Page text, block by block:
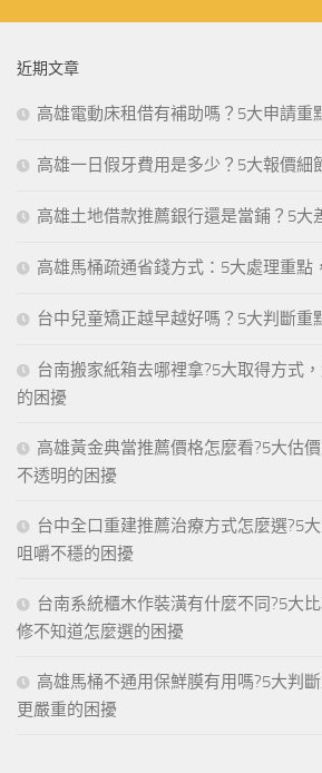
近期文章
高雄電動床租借有補助嗎？5大申請重
高雄一日假牙費用是多少？5大報價細
高雄土地借款推薦銀行還是當鋪？5大
高雄馬桶疏通省錢方式：5大處理重點
台中兒童矯正越早越好嗎？5大判斷重
台南搬家紙箱去哪裡拿?5大取得方式
的困擾
高雄黃金典當推薦價格怎麼看?5大估
不透明的困擾
台中全口重建推薦治療方式怎麼選?5
咀嚼不穩的困擾
台南系統櫃木作裝潢有什麼不同?5大
修不知道怎麼選的困擾
高雄馬桶不通用保鮮膜有用嗎?5大判
更嚴重的困擾